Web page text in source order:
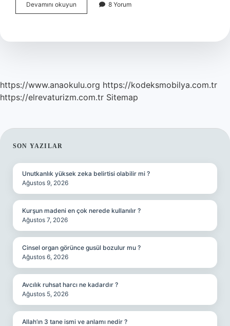
Devamını okuyun
Ismi
8 Yorum
https://www.anaokulu.org https://kodeksmobilya.com.tr
https://elrevaturizm.com.tr Sitemap
SIDEBAR
SON YAZILAR
Unutkanlık yüksek zeka belirtisi olabilir mi ?
Ağustos 9, 2026
Kurşun madeni en çok nerede kullanılır ?
Ağustos 7, 2026
Cinsel organ görünce gusül bozulur mu ?
Ağustos 6, 2026
Avcılık ruhsat harcı ne kadardır ?
Ağustos 5, 2026
Allah’ın 3 tane ismi ve anlamı nedir ?